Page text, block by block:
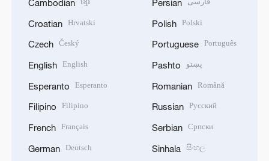
Cambodian
Croatian Hrvatski
Czech Český
English English
Esperanto Esperanto
Filipino Filipino
French Français
German Deutsch
Persian
Polish Polski
Portuguese Português
Pashto پښتو
Romanian Română
Russian Русский
Serbian Српски
Sinhala සිංහල